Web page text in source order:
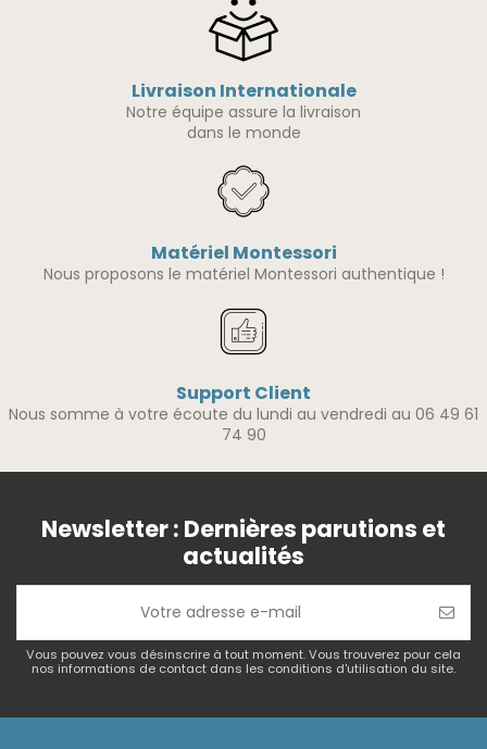
Livraison Internationale
Notre équipe assure la livraison
dans le monde
Matériel Montessori
Nous proposons le matériel Montessori authentique !
Support Client
Nous somme à votre écoute du lundi au vendredi au 06 49 61
74 90
Newsletter : Dernières parutions et
actualités
Vous pouvez vous désinscrire à tout moment. Vous trouverez pour cela
nos informations de contact dans les conditions d'utilisation du site.